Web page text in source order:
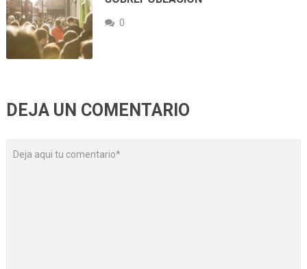
0
DEJA UN COMENTARIO